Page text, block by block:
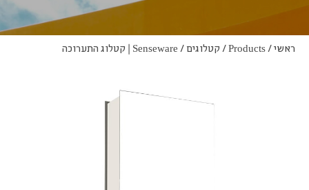
ראשי/
Products
/ קטלוגים / Senseware | קטלוג התערוכה